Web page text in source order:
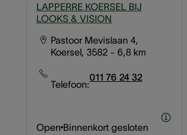
LAPPERRE KOERSEL BIJ
LOOKS & VISION
Pastoor Mevislaan 4,
Koersel, 3582 - 6,8 km
Telefoon:
011 76 24 32
Open Binnenkort gesloten